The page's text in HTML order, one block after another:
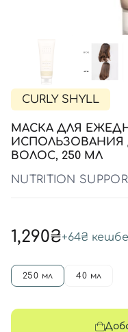
CURLY SHYLL
МАСКА ДЛЯ
ВОЛОС, 250 МЛ
NUTRITION
1,290₴+64₴
250 мл 40 мл